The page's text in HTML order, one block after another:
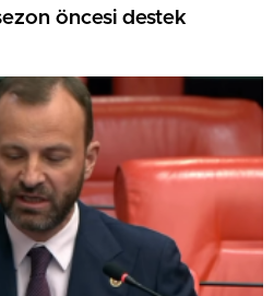
öncesi destek